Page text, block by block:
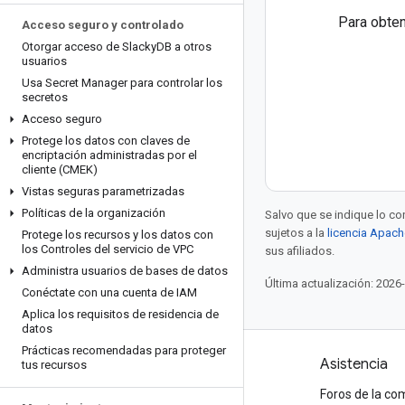
Acceso seguro y controlado
Otorgar acceso de SlackyDB a otros
usuarios
Usa Secret Manager para controlar los
secretos
Acceso seguro
Protege los datos con claves de
encriptación administradas por el
cliente (CMEK)
Vistas seguras parametrizadas
Políticas de la organización
Protege los recursos y los datos con
los Controles del servicio de VPC
Administra usuarios de bases de datos
Conéctate con una cuenta de IAM
Aplica los requisitos de residencia de
datos
Prácticas recomendadas para proteger
tus recursos
Para
Salvo que se indique lo
sujetos a la licencia
sus afiliados.
Última actualización:
Productos y precios Asistencia
Foros de la